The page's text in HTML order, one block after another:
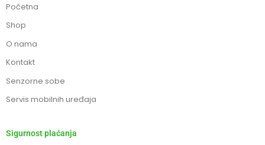
Početna
Shop
O nama
Kontakt
Senzorne sobe
Servis mobilnih uređaja
Sigurnost plaćanja